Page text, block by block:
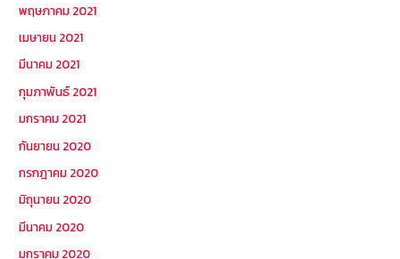
พฤษภาคม 2021
เมษายน 2021
มีนาคม 2021
กุมภาพันธ์ 2021
มกราคม 2021
กันยายน 2020
กรกฎาคม 2020
มิถุนายน 2020
มีนาคม 2020
มกราคม 2020